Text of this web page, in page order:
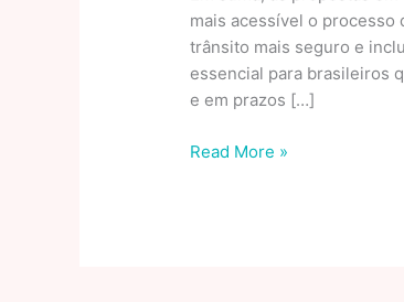
mais acessível o processo
trânsito mais seguro e
essencial para brasileiros
e em prazos […]
Código
Read More »